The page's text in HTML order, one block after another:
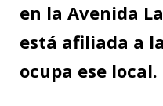
en la Avenida
está afiliada a
ocupa ese local.